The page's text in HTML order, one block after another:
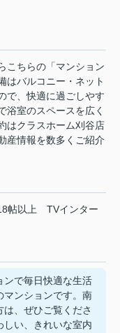
こちらの「マンション
はバルコニー・ネット
で、快適に過ごしやす
浴室のスペースを広く
はクラスホーム刈谷店
産情報を数多くご紹介
帖以上
TVインター
ンで毎日快適な生活
マンションです。南
、ぜひご覧くださ
しい、きれいな室内